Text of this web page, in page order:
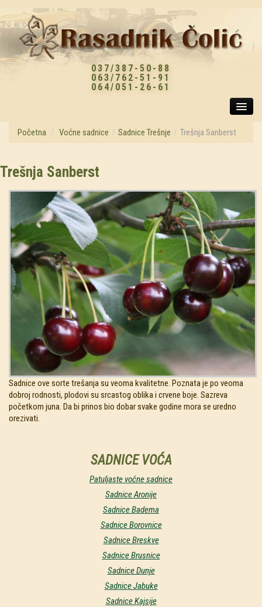
037/387-50-88
063/762-51-91
064/051-26-61
POČETNA
SADNICE NA AKCIJI
NOVOSTI IZ RASADNIKA
SAVETI
O RASADNIKU
KONTAKT
Početna / Voćne sadnice / Sadnice Trešnje / Trešnja Sanberst
Trešnja Sanberst
Sadnice ove sorte trešanja su veoma kvalitetne. Poznata je po veoma
dobroj rodnosti, plodovi su srcastog oblika i crvene boje. Sazreva
početkom juna. Da bi prinos bio dobar svake godine mora se uredno
orezivati.
SADNICE VOĆA
Patuljaste voćne sadnice
Sadnice Aronije
Sadnice Badema
Sadnice Borovnice
Sadnice Breskve
Sadnice Brusnice
Sadnice Dunje
Sadnice Jabuke
Sadnice Kajsije